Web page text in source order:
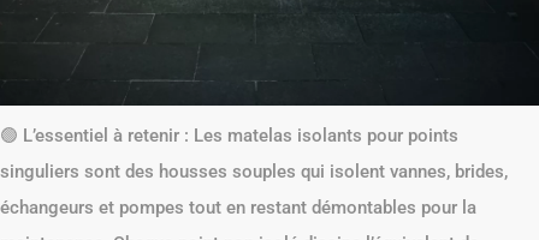
🟢 L’essentiel à retenir : Les matelas isolants pour points
singuliers sont des housses souples qui isolent vannes, brides,
échangeurs et pompes tout en restant démontables pour la